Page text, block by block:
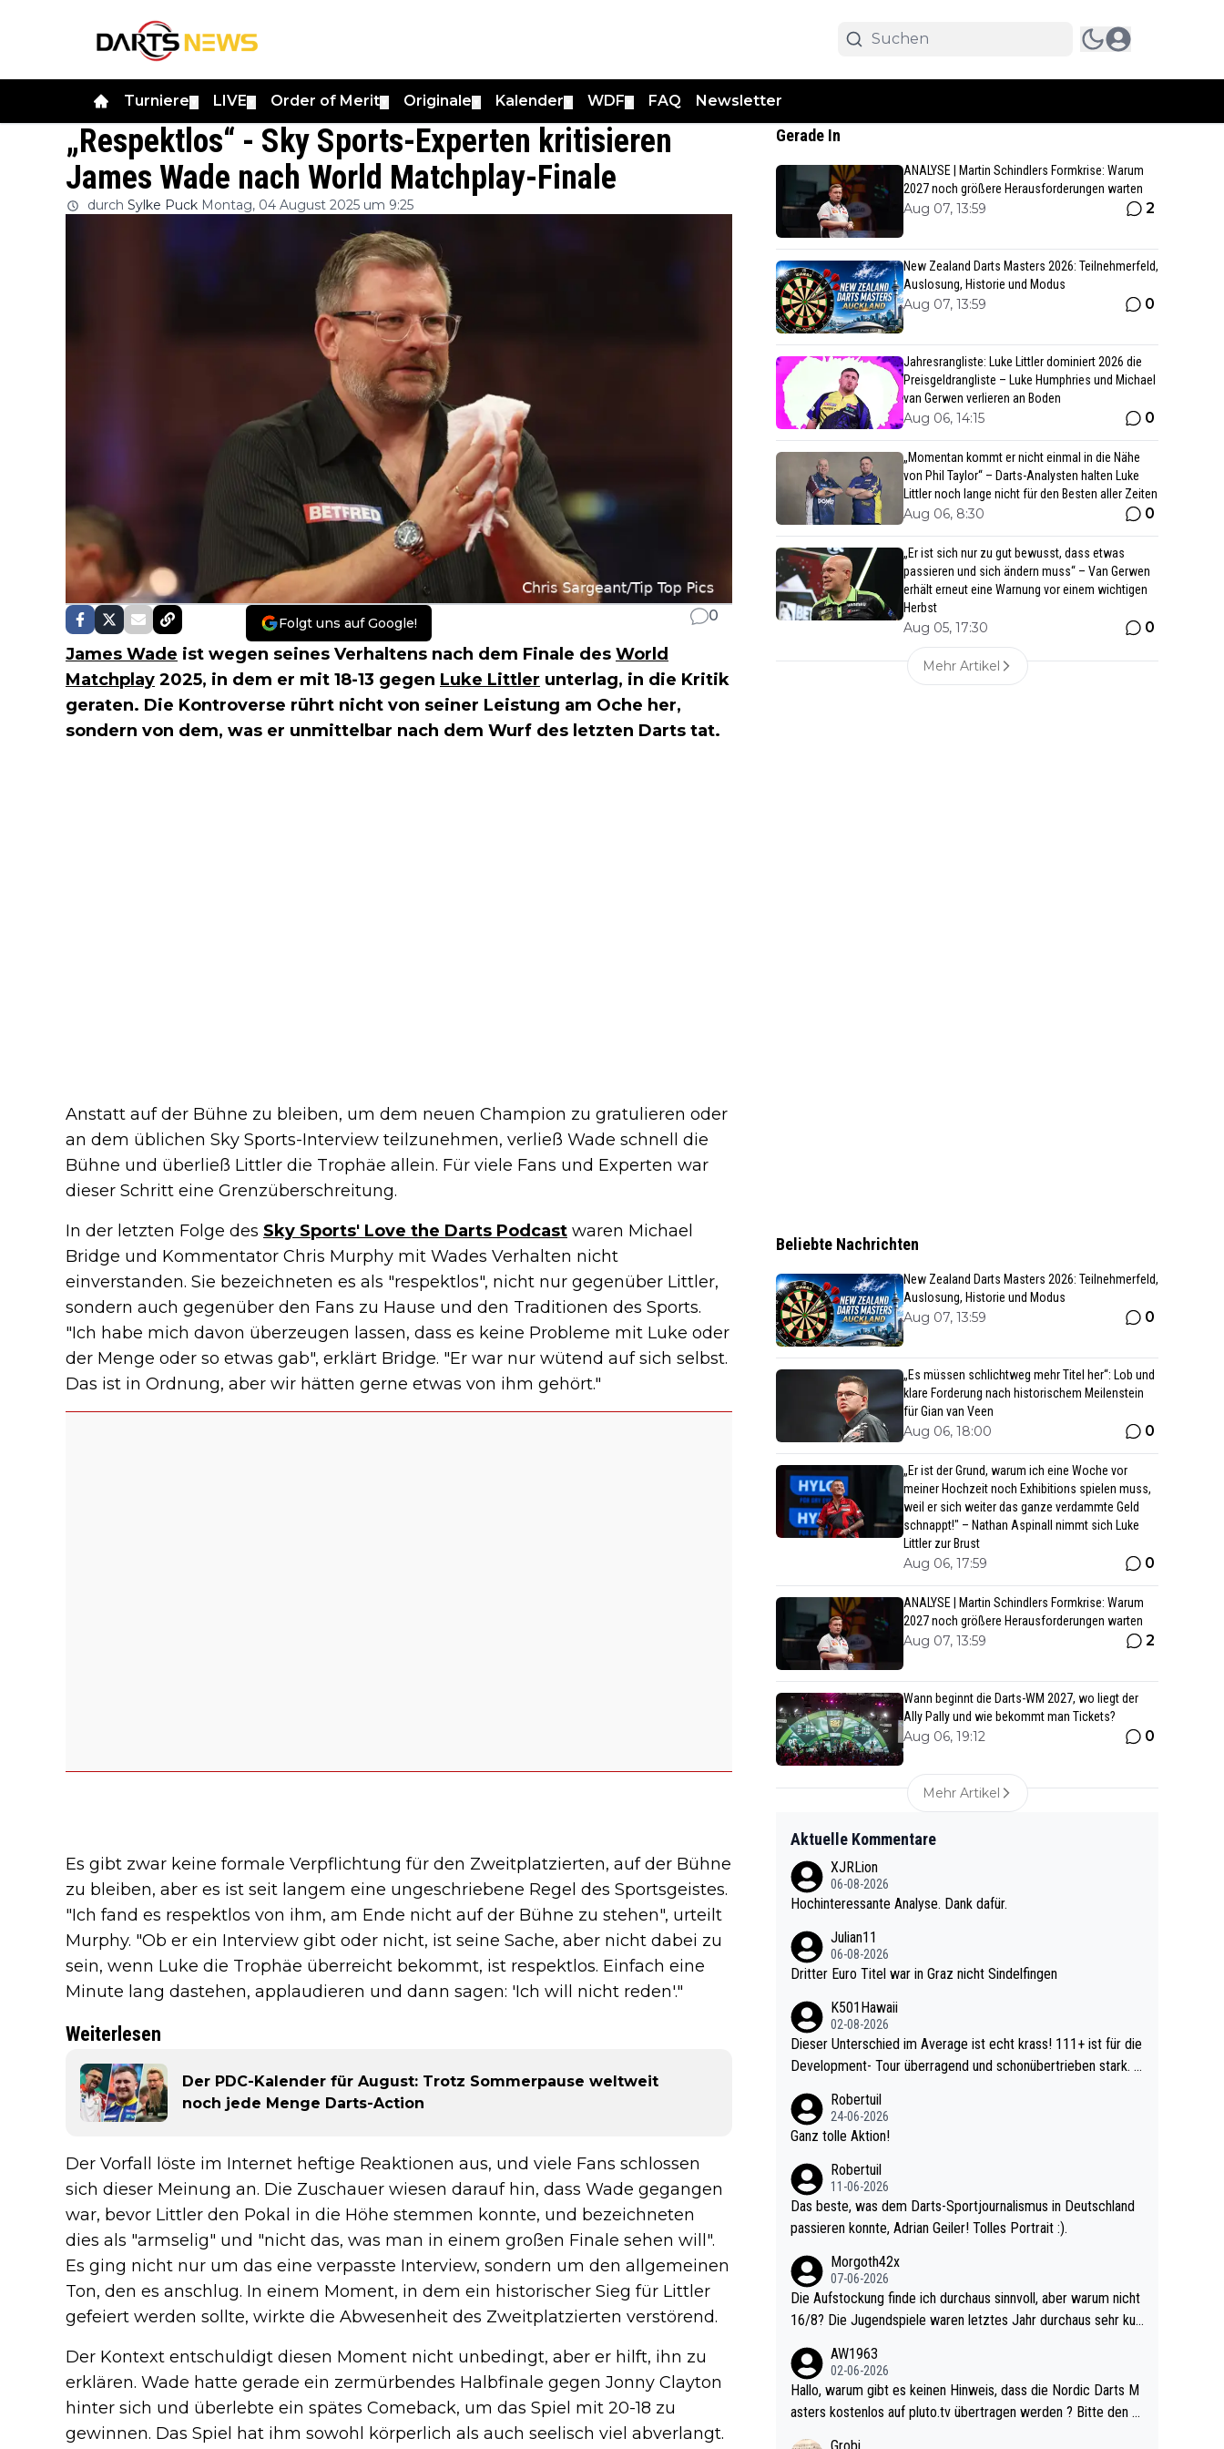
Turniere LIVE Order of Merit Originale Kalender WDF FAQ Newsletter
„Respektlos“ - Sky Sports-Experten kritisieren
James Wade nach World Matchplay-Finale
durch Sylke Puck Montag, 04 August 2025 um 9:25
Folgt uns auf Google! 0
James Wade ist wegen seines Verhaltens nach dem Finale des World
Matchplay 2025, in dem er mit 18-13 gegen Luke Littler unterlag, in die Kritik
geraten. Die Kontroverse rührt nicht von seiner Leistung am Oche her,
sondern von dem, was er unmittelbar nach dem Wurf des letzten Darts tat.
Anstatt auf der Bühne zu bleiben, um dem neuen Champion zu gratulieren oder
an dem üblichen Sky Sports-Interview teilzunehmen, verließ Wade schnell die
Bühne und überließ Littler die Trophäe allein. Für viele Fans und Experten war
dieser Schritt eine Grenzüberschreitung.
In der letzten Folge des Sky Sports' Love the Darts Podcast waren Michael
Bridge und Kommentator Chris Murphy mit Wades Verhalten nicht
einverstanden. Sie bezeichneten es als "respektlos", nicht nur gegenüber Littler,
sondern auch gegenüber den Fans zu Hause und den Traditionen des Sports.
"Ich habe mich davon überzeugen lassen, dass es keine Probleme mit Luke oder
der Menge oder so etwas gab", erklärt Bridge. "Er war nur wütend auf sich selbst.
Das ist in Ordnung, aber wir hätten gerne etwas von ihm gehört."
Es gibt zwar keine formale Verpflichtung für den Zweitplatzierten, auf der Bühne
zu bleiben, aber es ist seit langem eine ungeschriebene Regel des Sportsgeistes.
"Ich fand es respektlos von ihm, am Ende nicht auf der Bühne zu stehen", urteilt
Murphy. "Ob er ein Interview gibt oder nicht, ist seine Sache, aber nicht dabei zu
sein, wenn Luke die Trophäe überreicht bekommt, ist respektlos. Einfach eine
Minute lang dastehen, applaudieren und dann sagen: 'Ich will nicht reden'."
Weiterlesen
Der PDC-Kalender für August: Trotz Sommerpause weltweit
noch jede Menge Darts-Action
Der Vorfall löste im Internet heftige Reaktionen aus, und viele Fans schlossen
sich dieser Meinung an. Die Zuschauer wiesen darauf hin, dass Wade gegangen
war, bevor Littler den Pokal in die Höhe stemmen konnte, und bezeichneten
dies als "armselig" und "nicht das, was man in einem großen Finale sehen will".
Es ging nicht nur um das eine verpasste Interview, sondern um den allgemeinen
Ton, den es anschlug. In einem Moment, in dem ein historischer Sieg für Littler
gefeiert werden sollte, wirkte die Abwesenheit des Zweitplatzierten verstörend.
Der Kontext entschuldigt diesen Moment nicht unbedingt, aber er hilft, ihn zu
erklären. Wade hatte gerade ein zermürbendes Halbfinale gegen Jonny Clayton
hinter sich und überlebte ein spätes Comeback, um das Spiel mit 20-18 zu
gewinnen. Das Spiel hat ihm sowohl körperlich als auch seelisch viel abverlangt.
Gerade In
ANALYSE | Martin Schindlers Formkrise: Warum
2027 noch größere Herausforderungen warten
Aug 07, 13:59 2
New Zealand Darts Masters 2026: Teilnehmerfeld,
Auslosung, Historie und Modus
Aug 07, 13:59 0
Jahresrangliste: Luke Littler dominiert 2026 die
Preisgeldrangliste – Luke Humphries und Michael
van Gerwen verlieren an Boden
Aug 06, 14:15 0
„Momentan kommt er nicht einmal in die Nähe
von Phil Taylor“ – Darts-Analysten halten Luke
Littler noch lange nicht für den Besten aller Zeiten
Aug 06, 8:30 0
„Er ist sich nur zu gut bewusst, dass etwas
passieren und sich ändern muss“ – Van Gerwen
erhält erneut eine Warnung vor einem wichtigen
Herbst
Aug 05, 17:30 0
Mehr Artikel
Beliebte Nachrichten
New Zealand Darts Masters 2026: Teilnehmerfeld,
Auslosung, Historie und Modus
Aug 07, 13:59 0
„Es müssen schlichtweg mehr Titel her“: Lob und
klare Forderung nach historischem Meilenstein
für Gian van Veen
Aug 06, 18:00 0
„Er ist der Grund, warum ich eine Woche vor
meiner Hochzeit noch Exhibitions spielen muss,
weil er sich weiter das ganze verdammte Geld
schnappt!" – Nathan Aspinall nimmt sich Luke
Littler zur Brust
Aug 06, 17:59 0
ANALYSE | Martin Schindlers Formkrise: Warum
2027 noch größere Herausforderungen warten
Aug 07, 13:59 2
Wann beginnt die Darts-WM 2027, wo liegt der
Ally Pally und wie bekommt man Tickets?
Aug 06, 19:12 0
Mehr Artikel
Aktuelle Kommentare
XJRLion
06-08-2026
Hochinteressante Analyse. Dank dafür.
Julian11
06-08-2026
Dritter Euro Titel war in Graz nicht Sindelfingen
K501Hawaii
02-08-2026
Dieser Unterschied im Average ist echt krass! 111+ ist für die
Development- Tour überragend und schonübertrieben stark. U
e mal 40+ erst recht. Da gewinnst keinen Blumentopf - ist ja n
och krasser wie ein Pokalspiel eines Kreisligisten vs einem Bu
Robertuil
24-06-2026
Ganz tolle Aktion!
Robertuil
11-06-2026
Das beste, was dem Darts-Sportjournalismus in Deutschland
passieren konnte, Adrian Geiler! Tolles Portrait :).
Morgoth42x
07-06-2026
Die Aufstockung finde ich durchaus sinnvoll, aber warum nicht
16/8? Die Jugendspiele waren letztes Jahr durchaus sehr kur
l. Allerdings ist Mitchell Lawrie als Nummer 1 der Welt eh quali
fiziert. Somit ändert die automatische Qualifikation des Weltm
eisters erstmal nichts. Ich denke sie wollen damit für nächste
AW1963
02-06-2026
Hallo, warum gibt es keinen Hinweis, dass die Nordic Darts M
asters kostenlos auf pluto.tv übertragen werden ? Bitte den A